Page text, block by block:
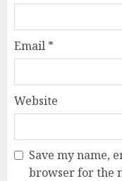
Email *
Website
Save my name,
browser for the